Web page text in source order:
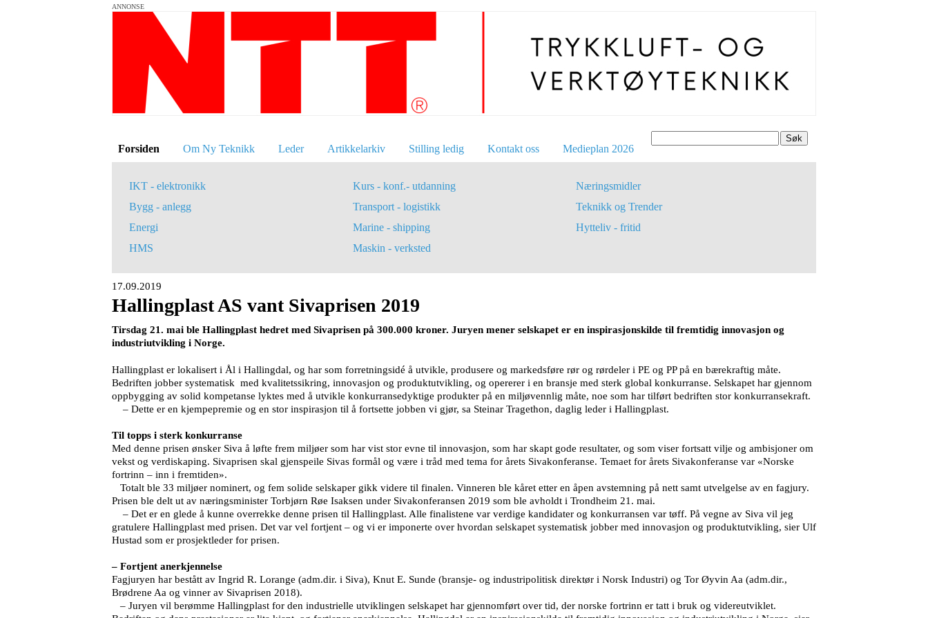
ANNONSE
Søk
Forsiden Om Ny Teknikk Leder Artikkelarkiv Stilling ledig Kontakt oss Medieplan 2026
IKT - elektronikk
Bygg - anlegg
Energi
HMS
Kurs - konf.- utdanning
Transport - logistikk
Marine - shipping
Maskin - verksted
Næringsmidler
Teknikk og Trender
Hytteliv - fritid
17.09.2019
Hallingplast AS vant Sivaprisen 2019
Tirsdag 21. mai ble Hallingplast hedret med Sivaprisen på 300.000 kroner. Juryen mener selskapet er en inspirasjonskilde til fremtidig innovasjon og
industriutvikling i Norge.
Hallingplast er lokalisert i Ål i Hallingdal, og har som forretningsidé å utvikle, produsere og markedsføre rør og rørdeler i PE og PP på en bærekraftig måte.
Bedriften jobber systematisk med kvalitetssikring, innovasjon og produktutvikling, og opererer i en bransje med sterk global konkurranse. Selskapet har gjennom
oppbygging av solid kompetanse lyktes med å utvikle konkurransedyktige produkter på en miljøvennlig måte, noe som har tilført bedriften stor konkurransekraft.
– Dette er en kjempepremie og en stor inspirasjon til å fortsette jobben vi gjør, sa Steinar Tragethon, daglig leder i Hallingplast.
Til topps i sterk konkurranse
Med denne prisen ønsker Siva å løfte frem miljøer som har vist stor evne til innovasjon, som har skapt gode resultater, og som viser fortsatt vilje og ambisjoner om
vekst og verdiskaping. Sivaprisen skal gjenspeile Sivas formål og være i tråd med tema for årets Sivakonferanse. Temaet for årets Sivakonferanse var «Norske
fortrinn – inn i fremtiden».
Totalt ble 33 miljøer nominert, og fem solide selskaper gikk videre til finalen. Vinneren ble kåret etter en åpen avstemning på nett samt utvelgelse av en fagjury.
Prisen ble delt ut av næringsminister Torbjørn Røe Isaksen under Sivakonferansen 2019 som ble avholdt i Trondheim 21. mai.
– Det er en glede å kunne overrekke denne prisen til Hallingplast. Alle finalistene var verdige kandidater og konkurransen var tøff. På vegne av Siva vil jeg
gratulere Hallingplast med prisen. Det var vel fortjent – og vi er imponerte over hvordan selskapet systematisk jobber med innovasjon og produktutvikling, sier Ulf
Hustad som er prosjektleder for prisen.
– Fortjent anerkjennelse
Fagjuryen har bestått av Ingrid R. Lorange (adm.dir. i Siva), Knut E. Sunde (bransje- og industripolitisk direktør i Norsk Industri) og Tor Øyvin Aa (adm.dir.,
Brødrene Aa og vinner av Sivaprisen 2018).
– Juryen vil berømme Hallingplast for den industrielle utviklingen selskapet har gjennomført over tid, der norske fortrinn er tatt i bruk og videreutviklet.